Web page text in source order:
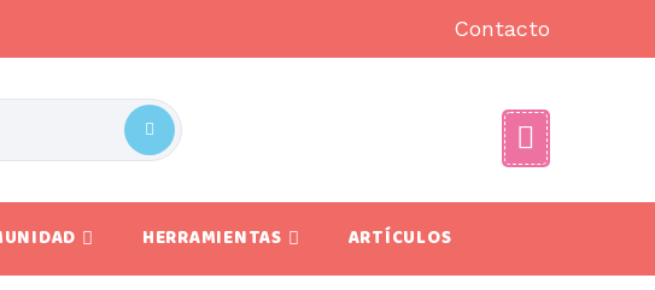
Contacto
HERRAMIENTAS ARTÍCULOS